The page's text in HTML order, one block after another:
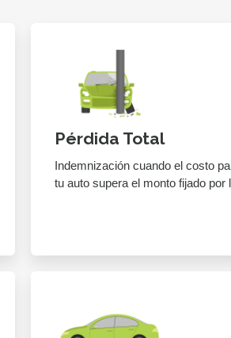
Pérdida Total
Indemnización cuando el costo
tu auto supera el monto fijado por